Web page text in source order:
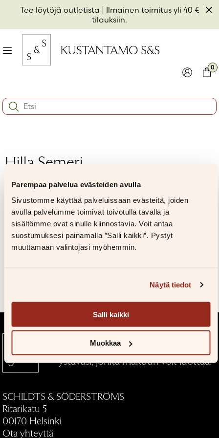
Parempaa palvelua evästeiden avulla
Sivustomme käyttää palveluissaan evästeitä, joiden
avulla palvelumme toimivat toivotulla tavalla ja
sisältömme ovat sinulle kiinnostavia. Voit antaa
suostumuksesi painamalla ”Salli kaikki”. Pystyt
muuttamaan valintojasi myöhemmin.
Näytä tiedot
Salli kaikki
Muokkaa
Tee löytöjä outletista | Ilmainen toimitus yli 40 €
tilauksiin.
Hyppää
sisältöön
Valikko
Muista minut
Kirjaudu sisään
Salasana unohtunut?
Eikö sinulla ole tiliä?
Luo uusi tili
0
Search:
Hilla Semeri
Kuvapankkiin
Kustantamo S&S — Kirjallinen
ystäväsi, jonka makuun voit luottaa.
SCHILDTS & SÖDERSTRÖMS
Ritarikatu 5
00170 Helsinki
Ota yhteyttä